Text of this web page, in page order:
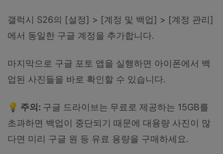
갤럭시 S26의 [설정] > [계정 및 백업] > [계정 관리]
에서 동일한 구글 계정을 추가합니다.
마지막으로 구글 포토 앱을 실행하면 아이폰에서 백
업된 사진들을 바로 확인할 수 있습니다.
💡 주의: 구글 드라이브는 무료로 제공하는 15GB를
초과하면 백업이 중단되기 때문에 대용량 사진이 많
다면 미리 구글 원 등 유료 용량을 구매하세요.